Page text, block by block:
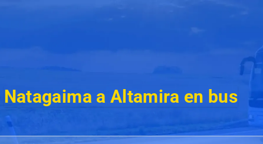
Natagaima a Altamira en bus